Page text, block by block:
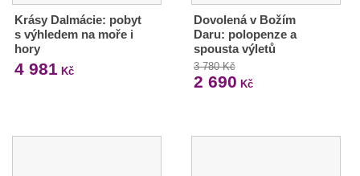
Krásy Dalmácie: pobyt
s výhledem na moře i
hory
4 981 Kč
Dovolená v Božím
Daru: polopenze a
spousta výletů
3 780 Kč
2 690 Kč